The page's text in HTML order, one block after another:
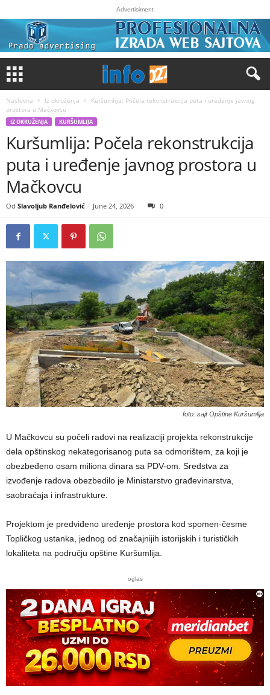
Advertisiment
Naslovna Iz okruženja
Kuršumlija: Počela rekonstrukcija puta i uređenje javnog
prostora u Mačkovcu
IZ OKRUŽENJA KURŠUMLIJA
Kuršumlija: Počela rekonstrukcija
puta i uređenje javnog prostora u
Mačkovcu
Od Slavoljub Ranđelović - June 24, 2026 0
foto: sajt Opštine Kuršumlija
U Mačkovcu su počeli radovi na realizaciji projekta rekonstrukcije
dela opštinskog nekategorisanog puta sa odmorištem, za koji je
obezbeđeno osam miliona dinara sa PDV-om. Sredstva za
izvođenje radova obezbedilo je Ministarstvo građevinarstva,
saobraćaja i infrastrukture.
Projektom je predviđeno uređenje prostora kod spomen-česme
Topličkog ustanka, jednog od značajnijih istorijskih i turističkih
lokaliteta na području opštine Kuršumlija.
oglas